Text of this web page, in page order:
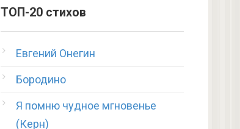
ТОП-20 стихов
Евгений Онегин
Бородино
Я помню чудное мгновенье
(Керн)